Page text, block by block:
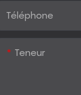
Téléphone
Teneur